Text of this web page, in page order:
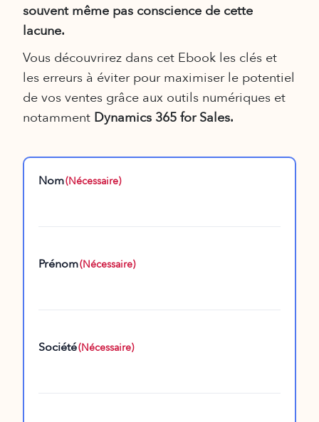
souvent même pas conscience de cette
lacune.
Vous découvrirez dans cet Ebook les clés et
les erreurs à éviter pour maximiser le potentiel
de vos ventes grâce aux outils numériques et
notamment Dynamics 365 for Sales.
Nom(Nécessaire)
Prénom(Nécessaire)
Société(Nécessaire)